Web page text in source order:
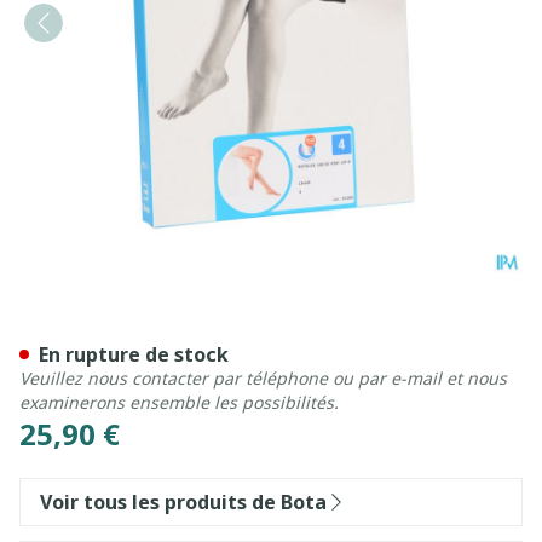
25,90 €
En rupture de stock
Veuillez nous contacter par téléphone ou par e-mail et nous
examinerons ensemble les possibilités.
Voir tous les produits de Bota